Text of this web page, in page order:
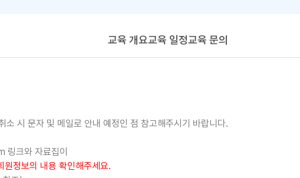
교육 개요교육 일정교육 문의
시 문자 및 메일로 안내 예정인 점 참고해주시기 바랍니다.
링크와 자료집이
원정보의 내용 확인해주세요.